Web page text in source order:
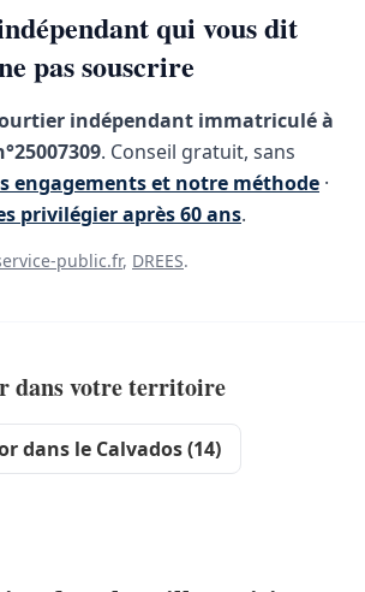
qui vous dit
pas souscrire
indépendant immatriculé à
. Conseil gratuit, sans
engagements et notre méthode ·
privilégier après 60 ans.
public.fr, DREES.
dans votre territoire
dans le Calvados (14)